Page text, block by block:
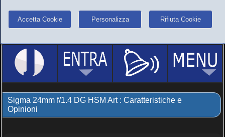
Accetta Cookie Personalizza Rifiuta Cookie
Sigma 24mm f/1.4 DG HSM Art : Caratteristiche e
Opinioni